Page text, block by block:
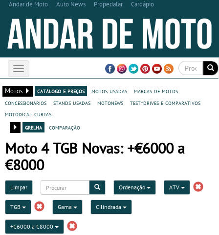
Andar de Moto Auto News Propedalar Cardápio
Toggle
navigation
Motos
catálogo e preços motos usadas
marcas de motos
concessionários
stands usadas motonews
test-drives e comparativos
motodica - curtas
grelha
comparação
Moto 4 TGB Novas: +€6000 a
€8000
Limpar Ordenação ATV
TGB Gama Cilindrada
+€6000 a €8000